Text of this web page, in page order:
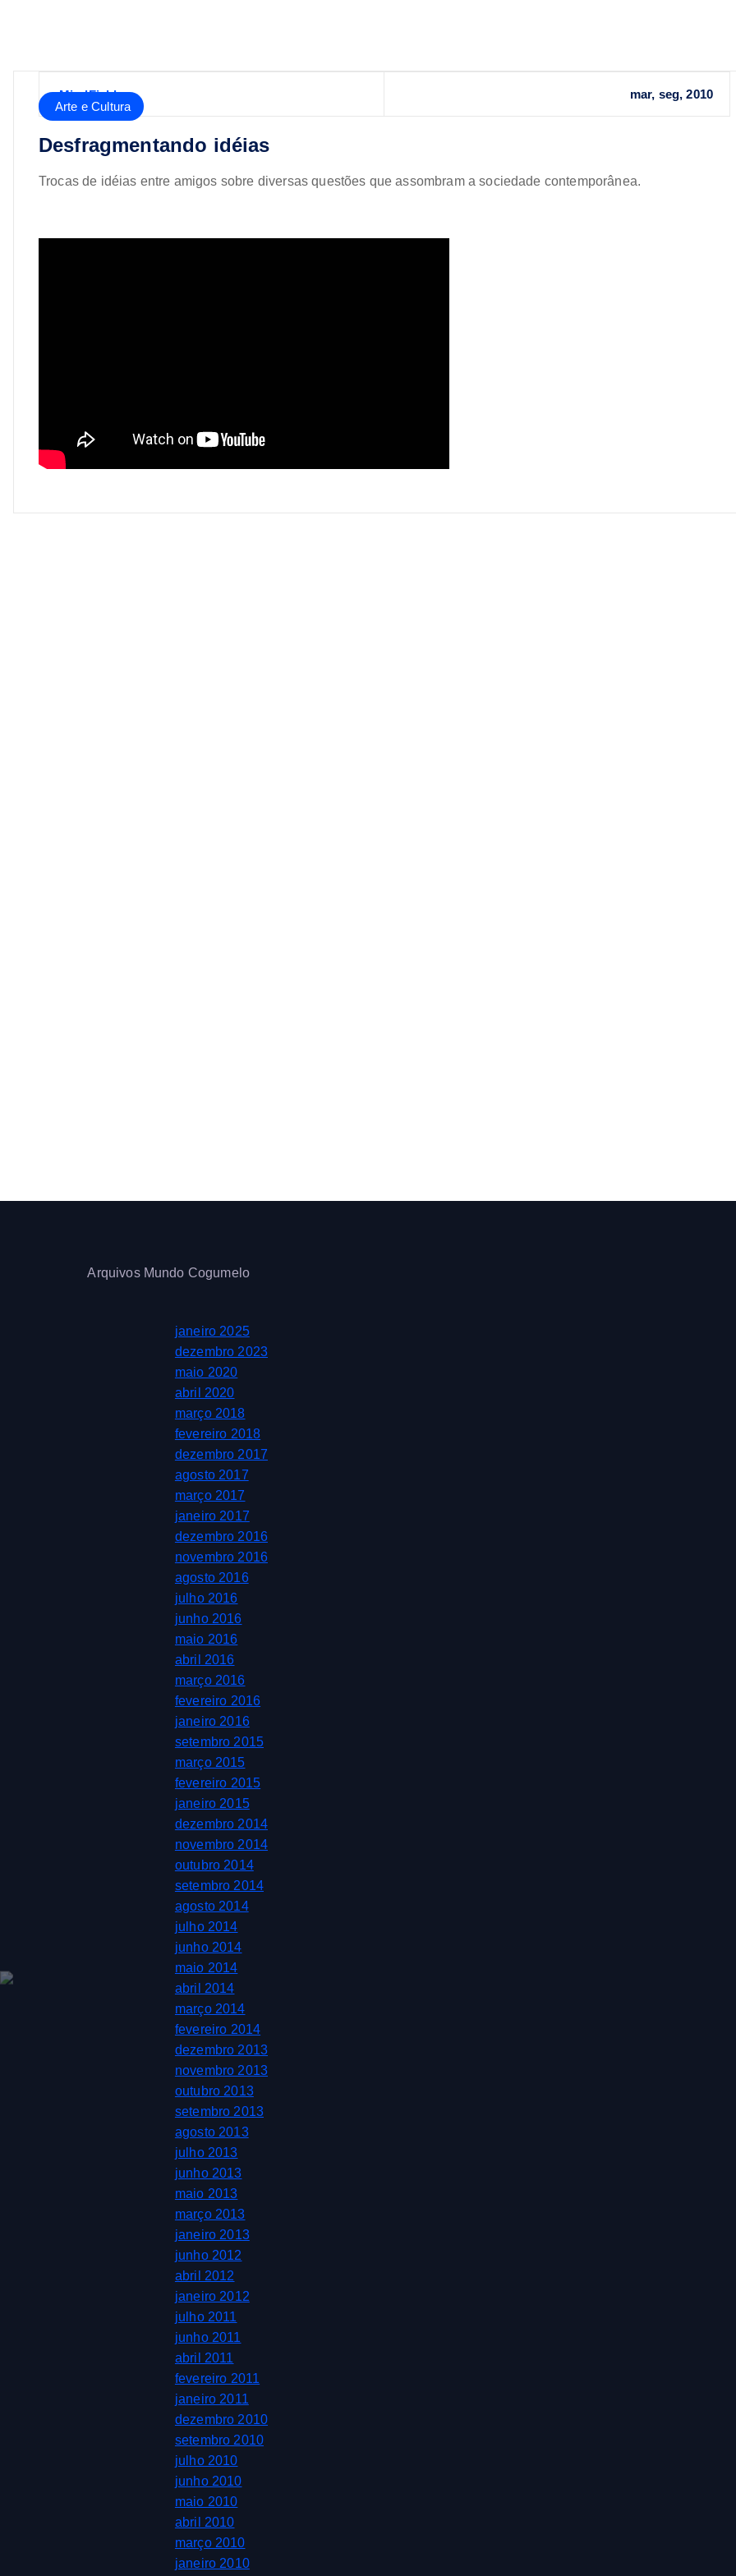
MindFields
mar, seg, 2010
Arte e Cultura
Desfragmentando idéias
Trocas de idéias entre amigos sobre diversas questões que assombram a sociedade contemporânea.
Arquivos Mundo Cogumelo
janeiro 2025
dezembro 2023
maio 2020
abril 2020
março 2018
fevereiro 2018
dezembro 2017
agosto 2017
março 2017
janeiro 2017
dezembro 2016
novembro 2016
agosto 2016
julho 2016
junho 2016
maio 2016
abril 2016
março 2016
fevereiro 2016
janeiro 2016
setembro 2015
março 2015
fevereiro 2015
janeiro 2015
dezembro 2014
novembro 2014
outubro 2014
setembro 2014
agosto 2014
julho 2014
junho 2014
maio 2014
abril 2014
março 2014
fevereiro 2014
dezembro 2013
novembro 2013
outubro 2013
setembro 2013
agosto 2013
julho 2013
junho 2013
maio 2013
março 2013
janeiro 2013
junho 2012
abril 2012
janeiro 2012
julho 2011
junho 2011
abril 2011
fevereiro 2011
janeiro 2011
dezembro 2010
setembro 2010
julho 2010
junho 2010
maio 2010
abril 2010
março 2010
janeiro 2010